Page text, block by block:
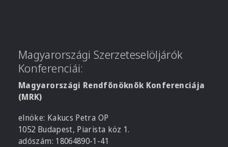
Magyarországi Szerzeteselöljárók
Konferenciái:
Magyarországi Rendfőnöknők Konferenciája
(MRK)
elnöke: Kakucs Petra OP
1052 Budapest, Piarista köz 1.
adószám: 18064890-1-41